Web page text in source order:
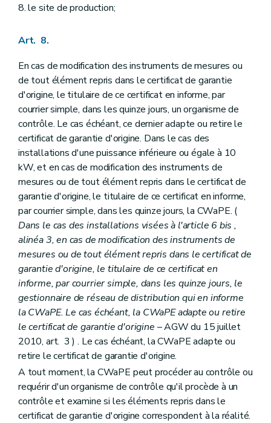
8. le site de production;
Art. 8.
En cas de modification des instruments de mesures ou
de tout élément repris dans le certificat de garantie
d'origine, le titulaire de ce certificat en informe, par
courrier simple, dans les quinze jours, un organisme de
contrôle. Le cas échéant, ce dernier adapte ou retire le
certificat de garantie d'origine. Dans le cas des
installations d'une puissance inférieure ou égale à 10
kW, et en cas de modification des instruments de
mesures ou de tout élément repris dans le certificat de
garantie d'origine, le titulaire de ce certificat en informe,
par courrier simple, dans les quinze jours, la CWaPE. (
Dans le cas des installations visées à l'article 6bis ,
alinéa 3, en cas de modification des instruments de
mesures ou de tout élément repris dans le certificat de
garantie d'origine, le titulaire de ce certificat en
informe, par courrier simple, dans les quinze jours, le
gestionnaire de réseau de distribution qui en informe
la CWaPE. Le cas échéant, la CWaPE adapte ou retire
le certificat de garantie d'origine – AGW du 15 juillet
2010, art. 3 ) . Le cas échéant, la CWaPE adapte ou
retire le certificat de garantie d'origine.
A tout moment, la CWaPE peut procéder au contrôle ou
requérir d'un organisme de contrôle qu'il procède à un
contrôle et examine si les éléments repris dans le
certificat de garantie d'origine correspondent à la réalité.